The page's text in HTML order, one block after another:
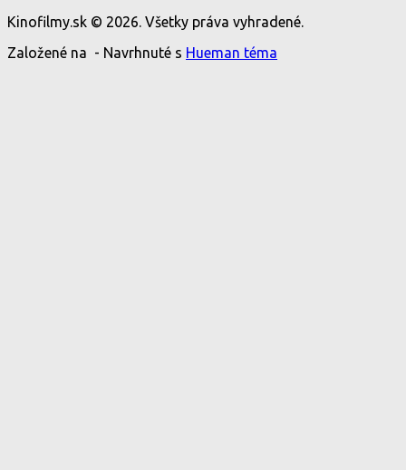
Kinofilmy.sk © 2026. Všetky práva vyhradené.
Založené na - Navrhnuté s Hueman téma